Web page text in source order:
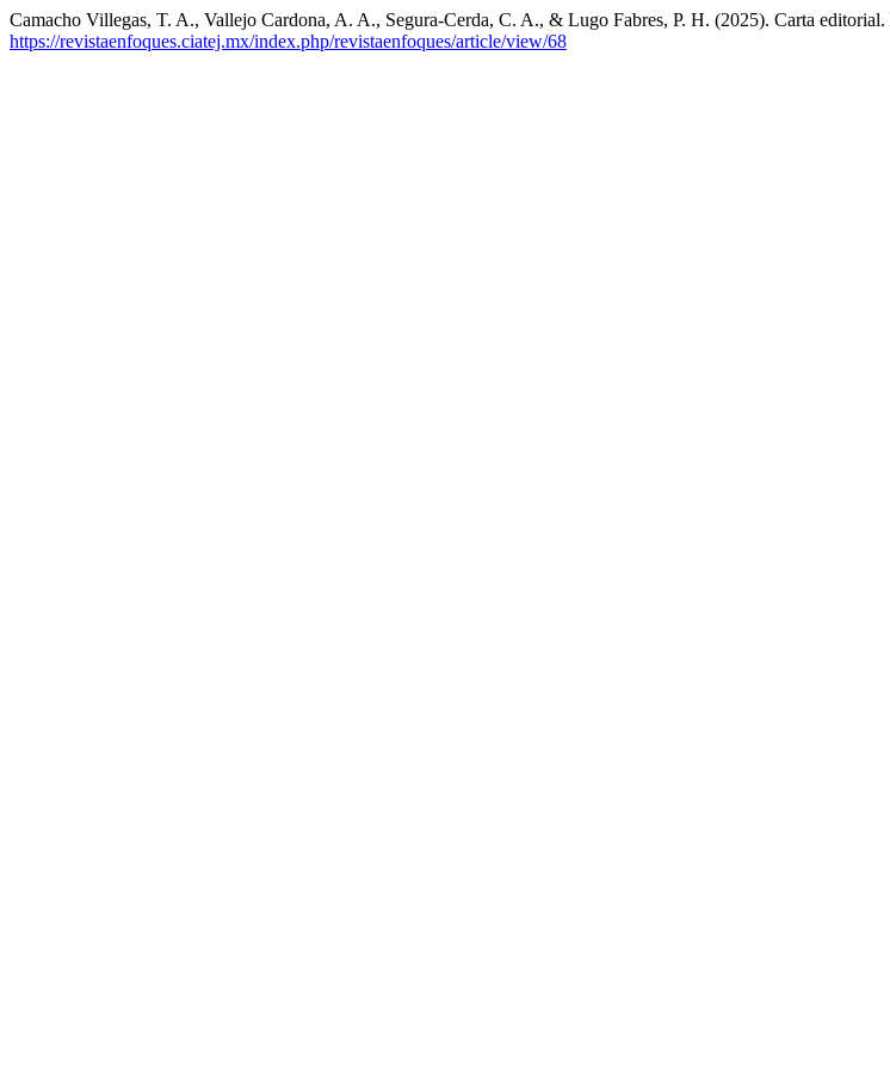
Camacho Villegas, T. A., Vallejo Cardona, A. A., Segura-Cerda, C. A., & Lugo Fabres, P. H. (2025). Carta editorial.
https://revistaenfoques.ciatej.mx/index.php/revistaenfoques/article/view/68